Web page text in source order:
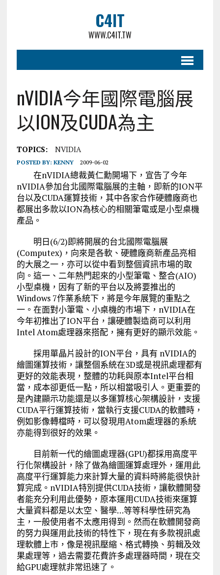
C4IT
WWW.C4IT.TW
nVIDIA今年國際電腦展
以ION及CUDA為主
TOPICS: NVIDIA
POSTED BY: KENNY 2009-06-02
在nVIDIA總裁黃仁勳開場下，宣告了今年
nVIDIA參加台北國際電腦展的主軸，即新的ION平
台以及CUDA運算技術，其中各家合作硬體廠商也
都展出多款以ION為核心的相關筆電或是小型桌機
產品。
明日(6/2)即將開展的台北國際電腦展
(Computex)，向來是各軟、硬體廠商新產品亮相
的大展之一，亦可以從中看到整個資訊市場的取
向。這一、二年熱門起來的小型筆電、整合(AIO)
小型桌機，因有了新的平台以及將要推出的
Windows 7作業系統下，將是今年展覽的重點之
一。在面對小筆電、小桌機的市場下，nVIDIA在
今年初推出了ION平台，讓硬體製造商可以利用
Intel Atom處理器來搭配，擁有更好的顯示效能。
採用單晶片設計的ION平台，具有 nVIDIA的
繪圖運算技術，讓整個系統在3D或是視訊處理都有
更好的效能表現，整體的功耗與原本Intel平台相
當，成本卻更低一點，所以相當吸引人。更重要的
是內建顯示功能還是以多運算核心架構設計，支援
CUDA平行運算技術，當執行支援CUDA的軟體時，
例如影像轉檔時，可以發現用Atom處理器的系統
亦能得到很好的效果。
目前新一代的繪圖處理器(GPU)都採用高度平
行化架構設計，除了做為繪圖運算處理外，運用此
高度平行運算能力來計算大量的資料時將能很快計
算完成。nVIDIA特別提供CUDA技術，讓軟體開發
者能充分利用此優勢，原本運用CUDA技術來運算
大量資料都是以太空、醫學…等等科學性研究為
主，一般使用者不太應用得到。然而在軟體開發商
的努力與運用此技術的特性下，現在有多款視訊處
理軟體上市，像是視訊壓縮、格式轉換、剪輯及效
果處理等，過去需要花費許多處理器時間，現在交
給GPU處理就非常迅速了。